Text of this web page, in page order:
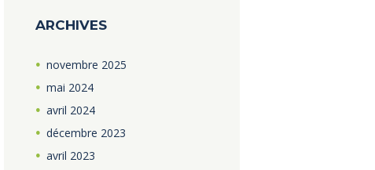
ARCHIVES
novembre 2025
mai 2024
avril 2024
décembre 2023
avril 2023